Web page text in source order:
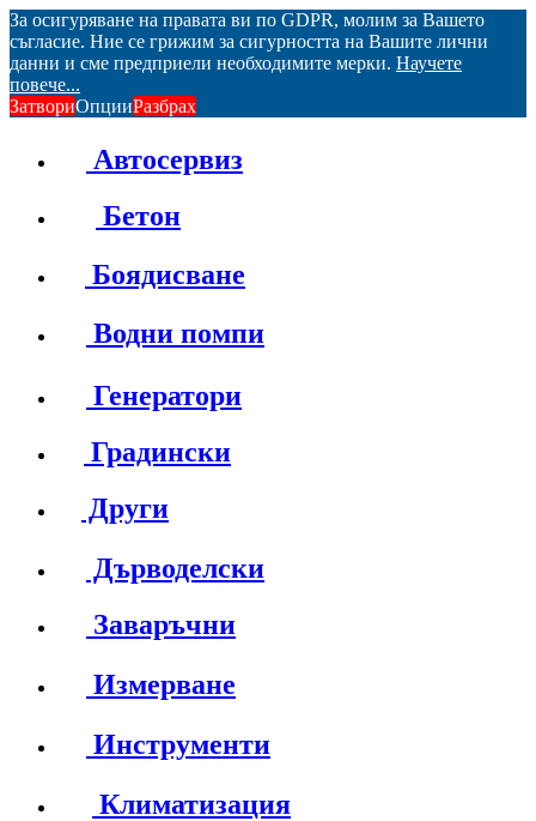
За осигуряване на правата ви по GDPR, молим за Вашето
съгласие. Ние се грижим за сигурността на Вашите лични
данни и сме предприели необходимите мерки. Научете
повече...
ЗатвориОпцииРазбрах
Автосервиз
Бетон
Боядисване
Водни помпи
Генератори
Градински
Други
Дърводелски
Заваръчни
Измерване
Инструменти
Климатизация